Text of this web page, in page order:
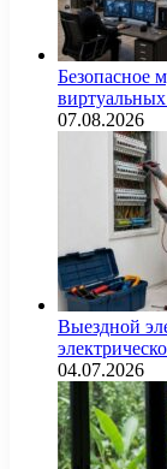
Безопасное
07.08.2026
Выездной
04.07.2026